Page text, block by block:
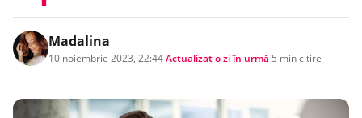
Madalina
10 noiembrie 2023, 22:44Actualizato zi în urmă 5 min citire